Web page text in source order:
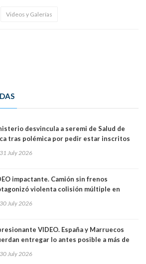
Videos y Galerías
desvincula a seremi de Salud de
tras polémica por pedir estar inscritos
son 29 seremis despedidos desde el 11 de
31 July 2026
impactante. Camión sin frenos
violenta colisión múltiple en
30 July 2026
VIDEO. España y Marruecos
entregar lo antes posible a más de
y de manera irregular a territorio
30 July 2026